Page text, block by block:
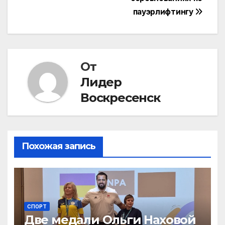
пауэрлифтингу
От
Лидер
Воскресенск
Похожая запись
СПОРТ
Две медали Ольги Наховой